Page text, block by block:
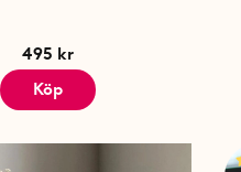
495 kr
Köp